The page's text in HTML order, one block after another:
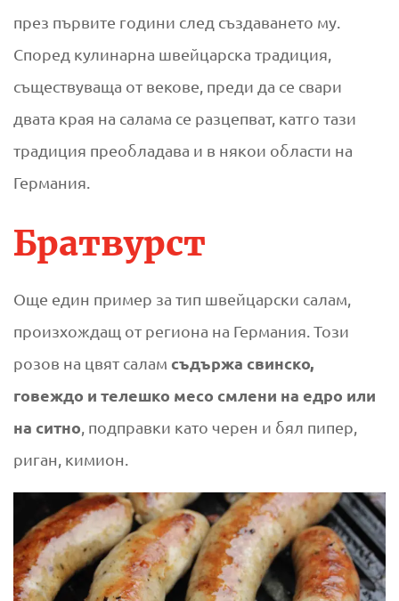
през първите години след създаването му.
Според кулинарна швейцарска традиция,
съществуваща от векове, преди да се свари
двата края на салама се разцепват, катго тази
традиция преобладава и в някoи области на
Германия.
Братвурст
Още един пример за тип швейцарски салам,
произхождащ от региона на Германия. Този
розов на цвят салам съдържа свинско,
говеждо и телешко месо смлени на едро или
на ситно , подправки като черен и бял пипер,
риган, кимион.